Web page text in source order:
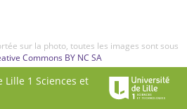
sur la photo, toutes les images sont sous
Commons BY NC SA
1 Sciences et